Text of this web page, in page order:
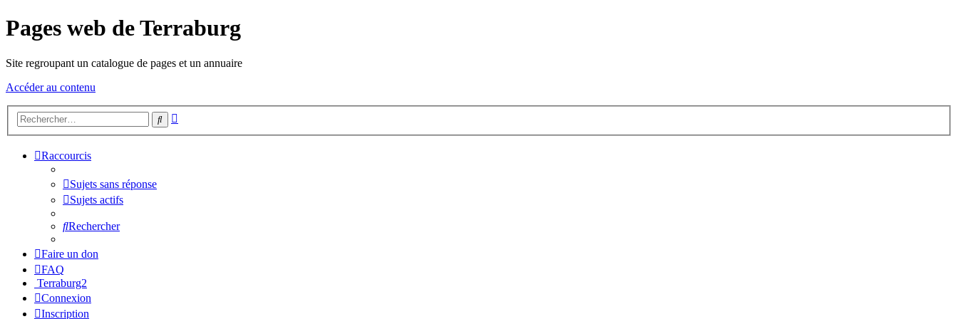
Pages web de Terraburg
Site regroupant un catalogue de pages et un annuaire
Accéder au contenu
Rechercher
Raccourcis
Sujets sans réponse
Sujets actifs
Rechercher
Faire un don
FAQ
Terraburg2
Connexion
Inscription